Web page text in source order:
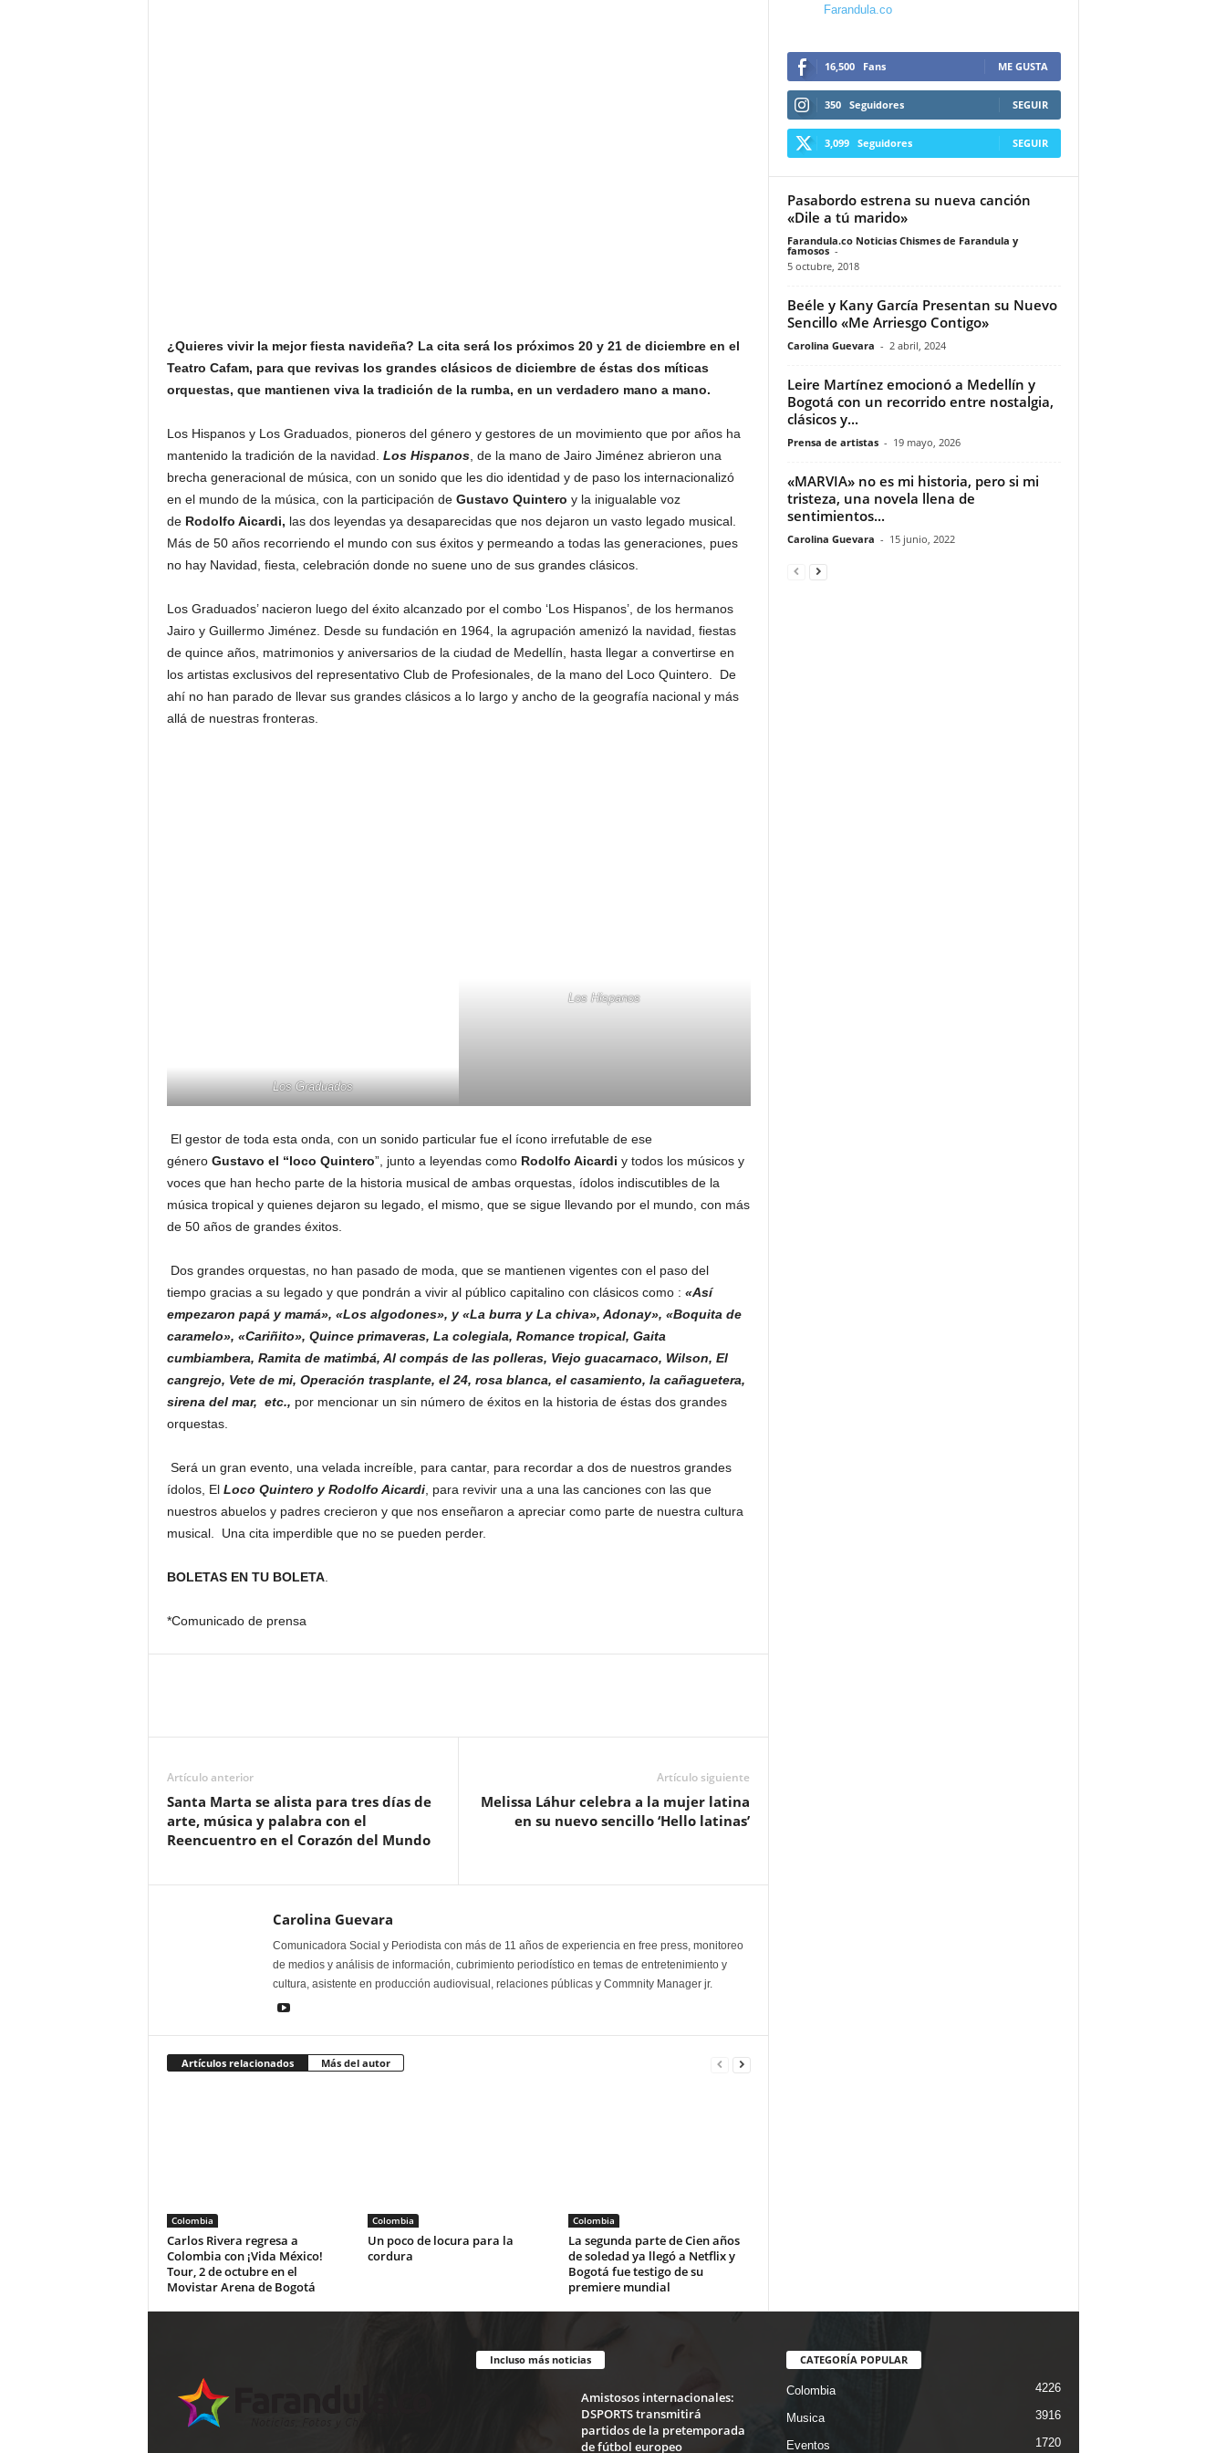
¿Quieres vivir la mejor fiesta navideña? La cita será los próximos 20 y 21 de diciembre en el
Teatro Cafam, para que revivas los grandes clásicos de diciembre de éstas dos míticas
orquestas, que mantienen viva la tradición de la rumba, en un verdadero mano a mano.
Los Hispanos y Los Graduados, pioneros del género y gestores de un movimiento que por años ha
mantenido la tradición de la navidad. Los Hispanos, de la mano de Jairo Jiménez abrieron una
brecha generacional de música, con un sonido que les dio identidad y de paso los internacionalizó
en el mundo de la música, con la participación de Gustavo Quintero y la inigualable voz
deRodolfo Aicardi, las dos leyendas ya desaparecidas que nos dejaron un vasto legado musical.
Más de 50 años recorriendo el mundo con sus éxitos y permeando a todas las generaciones, pues
no hay Navidad, fiesta, celebración donde no suene uno de sus grandes clásicos.
Los Graduados’ nacieron luego del éxito alcanzado por el combo ‘Los Hispanos’, de los hermanos
Jairo y Guillermo Jiménez. Desde su fundación en 1964, la agrupación amenizó la navidad, fiestas
de quince años, matrimonios y aniversarios de la ciudad de Medellín, hasta llegar a convertirse en
los artistas exclusivos del representativo Club de Profesionales, de la mano del Loco Quintero. De
ahí no han parado de llevar sus grandes clásicos a lo largo y ancho de la geografía nacional y más
allá de nuestras fronteras.
Los Graduados
Los Hispanos
El gestor de toda esta onda, con un sonido particular fue el ícono irrefutable de ese
género Gustavo el “loco Quintero”, junto a leyendas como Rodolfo Aicardi y todos los músicos y
voces que han hecho parte de la historia musical de ambas orquestas, ídolos indiscutibles de la
música tropical y quienes dejaron su legado, el mismo, que se sigue llevando por el mundo, con más
de 50 años de grandes éxitos.
Dos grandes orquestas, no han pasado de moda, que se mantienen vigentes con el paso del
tiempo gracias a su legado y que pondrán a vivir al público capitalino con clásicos como : «Así
empezaron papá y mamá», «Los algodones», y «La burra y La chiva», Adonay», «Boquita de
caramelo», «Cariñito», Quince primaveras, La colegiala, Romance tropical, Gaita
cumbiambera, Ramita de matimbá, Al compás de las polleras, Viejo guacarnaco, Wilson, El
cangrejo, Vete de mi, Operación trasplante, el 24, rosa blanca, el casamiento, la cañaguetera,
sirena del mar, etc., por mencionar un sin número de éxitos en la historia de éstas dos grandes
orquestas.
Será un gran evento, una velada increíble, para cantar, para recordar a dos de nuestros grandes
ídolos, ElLoco Quintero y Rodolfo Aicardi, para revivir una a una las canciones con las que
nuestros abuelos y padres crecieron y que nos enseñaron a apreciar como parte de nuestra cultura
musical. Una cita imperdible que no se pueden perder.
BOLETAS EN TU BOLETA.
*Comunicado de prensa
Artículo anterior
Santa Marta se alista para tres días de
arte, música y palabra con el
Reencuentro en el Corazón del Mundo
Artículo siguiente
Melissa Láhur celebra a la mujer latina
en su nuevo sencillo ‘Hello latinas’
Carolina Guevara
Comunicadora Social y Periodista con más de 11 años de experiencia en free press, monitoreo
de medios y análisis de información, cubrimiento periodístico en temas de entretenimiento y
cultura, asistente en producción audiovisual, relaciones públicas y Commnity Manager jr.
Artículos relacionados Más del autor
Colombia
Carlos Rivera regresa a
Colombia con ¡Vida México!
Tour, 2 de octubre en el
Movistar Arena de Bogotá
Colombia
Un poco de locura para la
cordura
Colombia
La segunda parte de Cien años
de soledad ya llegó a Netflix y
Bogotá fue testigo de su
premiere mundial
Farandula.co
16,500 Fans ME GUSTA
350 Seguidores SEGUIR
3,099 Seguidores SEGUIR
Pasabordo estrena su nueva canción
«Dile a tú marido»
Farandula.co Noticias Chismes de Farandula y
famosos -
5 octubre, 2018
Beéle y Kany García Presentan su Nuevo
Sencillo «Me Arriesgo Contigo»
Carolina Guevara - 2 abril, 2024
Leire Martínez emocionó a Medellín y
Bogotá con un recorrido entre nostalgia,
clásicos y...
Prensa de artistas - 19 mayo, 2026
«MARVIA» no es mi historia, pero si mi
tristeza, una novela llena de
sentimientos...
Carolina Guevara - 15 junio, 2022
Incluso más noticias
Amistosos internacionales:
DSPORTS transmitirá
partidos de la pretemporada
de fútbol europeo
CATEGORÍA POPULAR
Colombia 4226
Musica 3916
Eventos 1720